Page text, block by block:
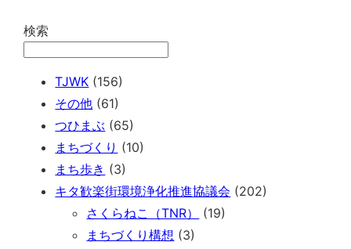
検索
TJWK (156)
その他 (61)
つひまぶ (65)
まちづくり (10)
まち歩き (3)
キタ歓楽街環境浄化推進協議会 (202)
さくらねこ（TNR）
(19)
まちづくり構想 (3)